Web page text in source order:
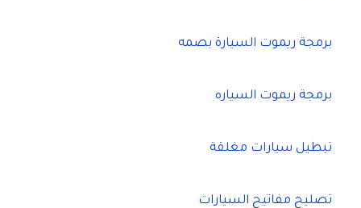
برمجة ريموت السيارة بصمه
برمجة ريموت السياره
تبطيل سيارات مغلقة
تصليح مفاتيح السيارات